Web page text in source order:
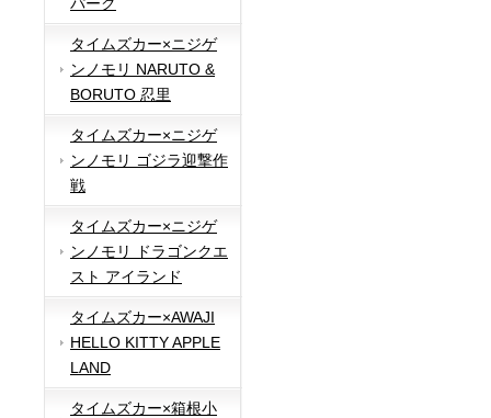
パーク
タイムズカー×ニジゲ
ンノモリ NARUTO &
BORUTO 忍里
タイムズカー×ニジゲ
ンノモリ ゴジラ迎撃作
戦
タイムズカー×ニジゲ
ンノモリ ドラゴンクエ
スト アイランド
タイムズカー×AWAJI
HELLO KITTY APPLE
LAND
タイムズカー×箱根小